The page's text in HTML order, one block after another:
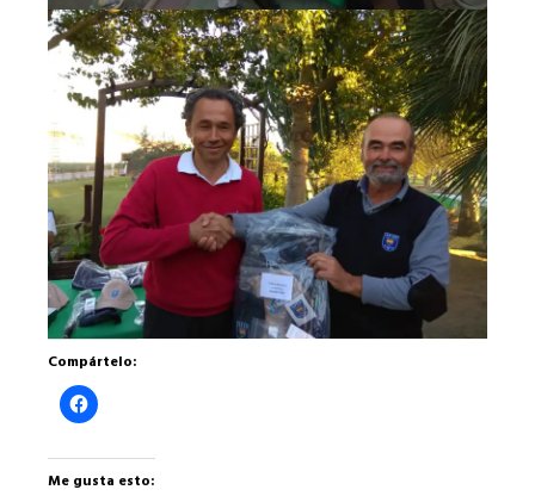
Compártelo:
Haz
clic
en
Facebook
Me gusta esto: